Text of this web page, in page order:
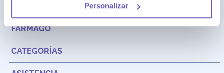
Personalizar
Av. Santa Cecilia Nro. 265 Ate - Lima, Perú
FARMAGO
CATEGORÍAS